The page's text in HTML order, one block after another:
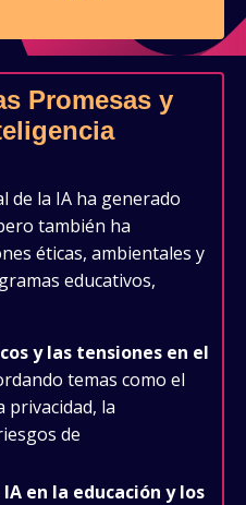
Promesas y
de la IA ha generado
también ha
éticas, ambientales y
educativos,
y las tensiones en el
temas como el
privacidad, la
de
en la educación y los